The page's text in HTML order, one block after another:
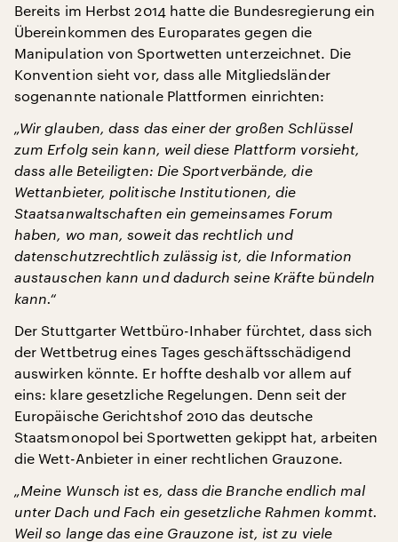
Bereits im Herbst 2014 hatte die Bundesregierung ein
Übereinkommen des Europarates gegen die
Manipulation von Sportwetten unterzeichnet. Die
Konvention sieht vor, dass alle Mitgliedsländer
sogenannte nationale Plattformen einrichten:
„Wir glauben, dass das einer der großen Schlüssel
zum Erfolg sein kann, weil diese Plattform vorsieht,
dass alle Beteiligten: Die Sportverbände, die
Wettanbieter, politische Institutionen, die
Staatsanwaltschaften ein gemeinsames Forum
haben, wo man, soweit das rechtlich und
datenschutzrechtlich zulässig ist, die Information
austauschen kann und dadurch seine Kräfte bündeln
kann.“
Der Stuttgarter Wettbüro-Inhaber fürchtet, dass sich
der Wettbetrug eines Tages geschäftsschädigend
auswirken könnte. Er hoffte deshalb vor allem auf
eins: klare gesetzliche Regelungen. Denn seit der
Europäische Gerichtshof 2010 das deutsche
Staatsmonopol bei Sportwetten gekippt hat, arbeiten
die Wett-Anbieter in einer rechtlichen Grauzone.
„Meine Wunsch ist es, dass die Branche endlich mal
unter Dach und Fach ein gesetzliche Rahmen kommt.
Weil so lange das eine Grauzone ist, ist zu viele